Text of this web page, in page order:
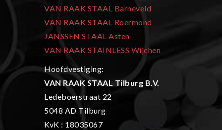
VAN RAAK STAAL Barneveld
VAN RAAK STAAL Roermond
JANSSEN STAAL Asten
VAN RAAK STAINLESS Wijchen
Hoofdvestiging:
VAN RAAK STAAL Tilburg B.V.
Ledeboerstraat 22
5048 AD Tilburg
KvK : 18035067